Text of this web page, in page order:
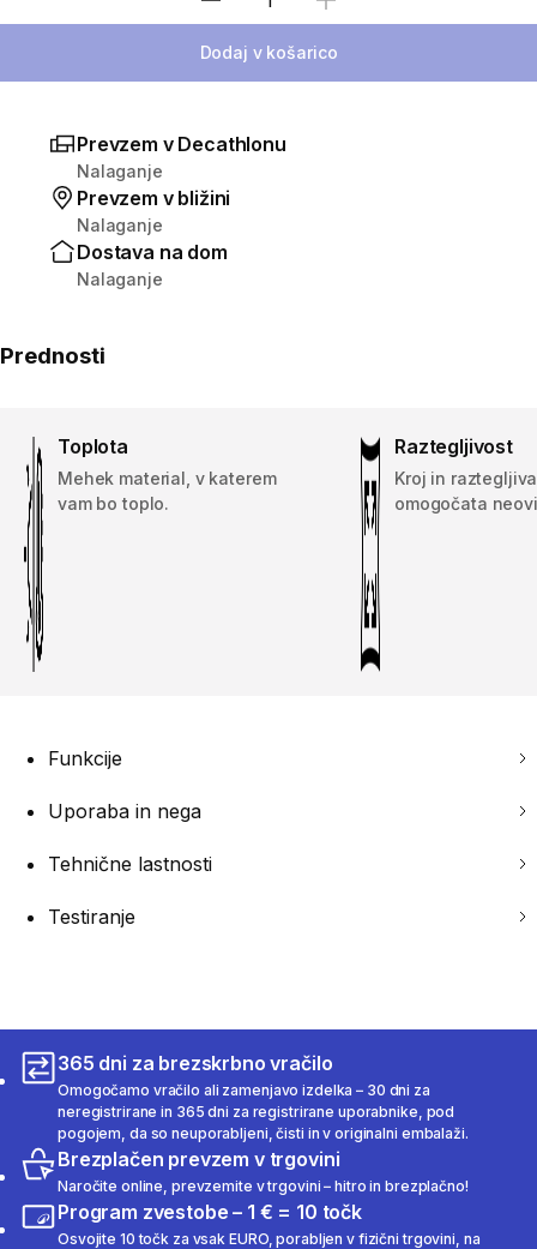
Izberite količino
Dodaj v košarico
Prevzem v Decathlonu
Nalaganje
Prevzem v bližini
Nalaganje
Dostava na dom
Nalaganje
Prednosti
Toplota
Mehek material, v katerem
vam bo toplo.
Raztegljivost
Kroj in
omogočata
Funkcije
Uporaba in nega
Tehnične lastnosti
Testiranje
365 dni za brezskrbno vračilo
Omogočamo vračilo ali zamenjavo izdelka – 30 dni za
neregistrirane in 365 dni za registrirane uporabnike, pod
pogojem, da so neuporabljeni, čisti in v originalni embalaži.
Brezplačen prevzem v trgovini
Naročite online, prevzemite v trgovini – hitro in brezplačno!
Program zvestobe – 1 € = 10 točk
Osvojite 10 točk za vsak EURO, porabljen v fizični trgovini, na